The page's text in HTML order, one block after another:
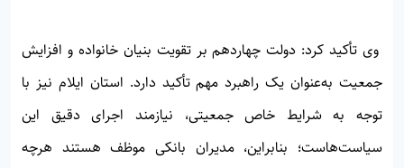
وی تأکید کرد: دولت چهاردهم بر تقویت بنیان خانواده و افزایش
جمعیت به‌عنوان یک راهبرد مهم تأکید دارد. استان ایلام نیز با
توجه به شرایط خاص جمعیتی، نیازمند اجرای دقیق این
سیاست‌هاست؛ بنابراین، مدیران بانکی موظف هستند هرچه